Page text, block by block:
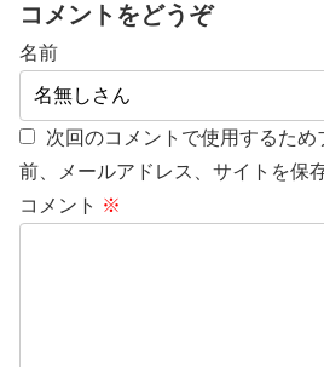
コメントをどうぞ
名前
次回のコメントで使用するため
前、メールアドレス、サイトを保
コメント ※